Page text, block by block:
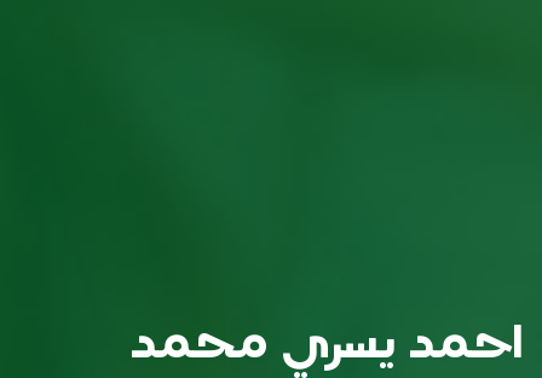
احمد يسري محمد